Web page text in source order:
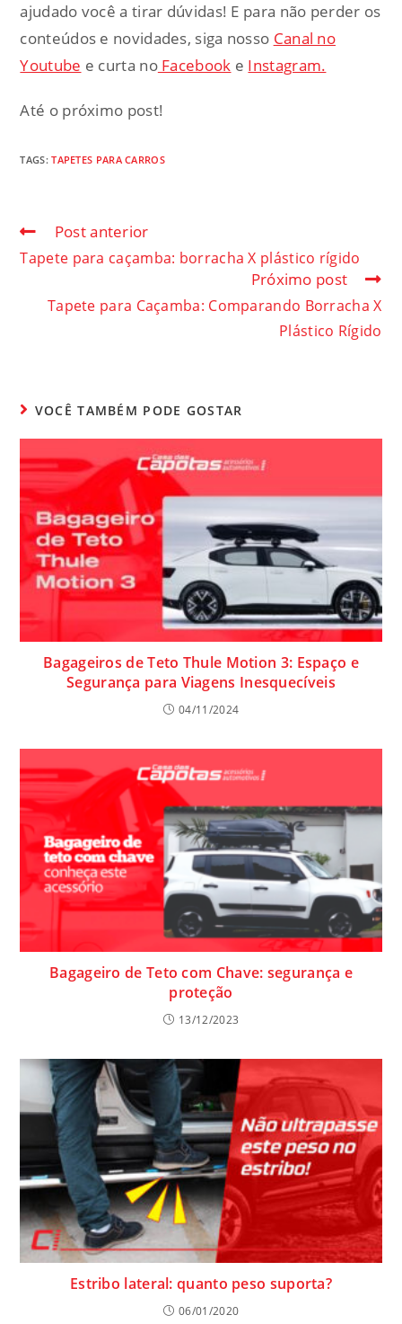
ajudado você a tirar dúvidas! E para não perder os
conteúdos e novidades, siga nosso Canal no
Youtube e curta noFacebook e Instagram.
Até o próximo post!
TAGS:TAPETES PARA CARROS
Post anterior
Tapete para caçamba: borracha X plástico rígido
Próximo post
Tapete para Caçamba: Comparando Borracha X
Plástico Rígido
VOCÊ TAMBÉM PODE GOSTAR
Bagageiros de Teto Thule Motion 3: Espaço e
Segurança para Viagens Inesquecíveis
04/11/2024
Bagageiro de Teto com Chave: segurança e
proteção
13/12/2023
Estribo lateral: quanto peso suporta?
06/01/2020